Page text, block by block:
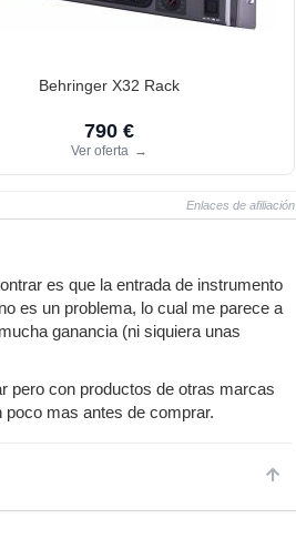
Behringer X32 Rack
790 €
Ver oferta →
Enlaces de afiliación
es que la entrada de instrumento
es un problema, lo cual me parece a
ganancia (ni siquiera unas
pero con productos de otras marcas
mas antes de comprar.